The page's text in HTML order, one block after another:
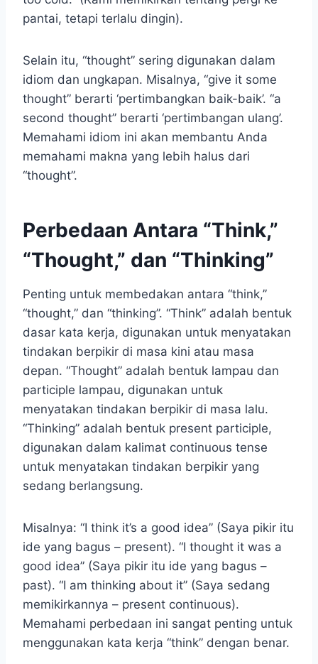
pantai, tetapi terlalu dingin).
Selain itu, “thought” sering digunakan dalam
idiom dan ungkapan. Misalnya, “give it some
thought” berarti ‘pertimbangkan baik-baik’. “a
second thought” berarti ‘pertimbangan ulang’.
Memahami idiom ini akan membantu Anda
memahami makna yang lebih halus dari
“thought”.
Perbedaan Antara “Think,”
“Thought,” dan “Thinking”
Penting untuk membedakan antara “think,”
“thought,” dan “thinking”. “Think” adalah bentuk
dasar kata kerja, digunakan untuk menyatakan
tindakan berpikir di masa kini atau masa
depan. “Thought” adalah bentuk lampau dan
participle lampau, digunakan untuk
menyatakan tindakan berpikir di masa lalu.
“Thinking” adalah bentuk present participle,
digunakan dalam kalimat continuous tense
untuk menyatakan tindakan berpikir yang
sedang berlangsung.
Misalnya: “I think it’s a good idea” (Saya pikir itu
ide yang bagus – present). “I thought it was a
good idea” (Saya pikir itu ide yang bagus –
past). “I am thinking about it” (Saya sedang
memikirkannya – present continuous).
Memahami perbedaan ini sangat penting untuk
menggunakan kata kerja “think” dengan benar.